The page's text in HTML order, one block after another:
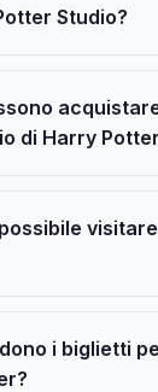
Studio?
di Harry
i biglietti